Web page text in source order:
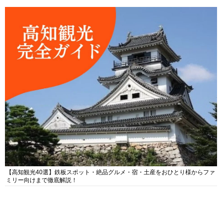
【高知観光40選】鉄板スポット・絶品グルメ・宿・土産をおひとり様からファ
ミリー向けまで徹底解説！